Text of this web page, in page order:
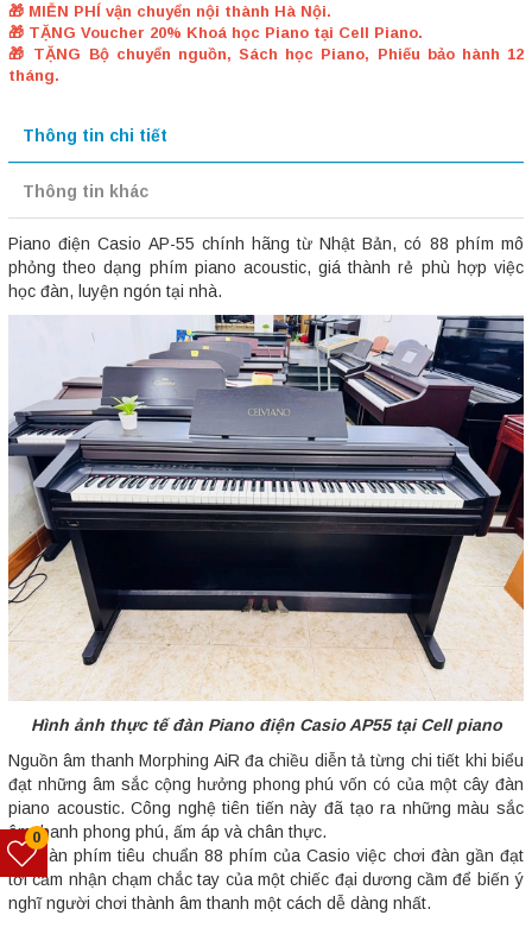
🎁 MIỄN PHÍ vận chuyển nội thành Hà Nội.
🎁 TẶNG Voucher 20% Khoá học Piano tại Cell Piano.
🎁 TẶNG Bộ chuyển nguồn, Sách học Piano, Phiếu bảo hành 12
tháng.
Thông tin chi tiết
Thông tin khác
Piano điện Casio AP-55 chính hãng từ Nhật Bản, có 88 phím mô
phỏng theo dạng phím piano acoustic, giá thành rẻ phù hợp việc
học đàn, luyện ngón tại nhà.
Hình ảnh thực tế đàn Piano điện Casio AP55 tại Cell piano
Nguồn âm thanh Morphing AiR đa chiều diễn tả từng chi tiết khi biểu
đạt những âm sắc cộng hưởng phong phú vốn có của một cây đàn
piano acoustic. Công nghệ tiên tiến này đã tạo ra những màu sắc
âm thanh phong phú, ấm áp và chân thực.
Với bàn phím tiêu chuẩn 88 phím của Casio việc chơi đàn gần đạt
tới cảm nhận chạm chắc tay của một chiếc đại dương cầm để biến ý
nghĩ người chơi thành âm thanh một cách dễ dàng nhất.
0